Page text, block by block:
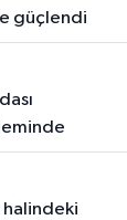
güçlendi